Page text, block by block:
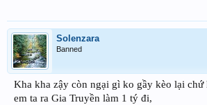
Solenzara
Banned
Kha kha zậy còn ngại gì ko gầy kèo lại chứ
em ta ra Gia Truyền làm 1 tý đi,